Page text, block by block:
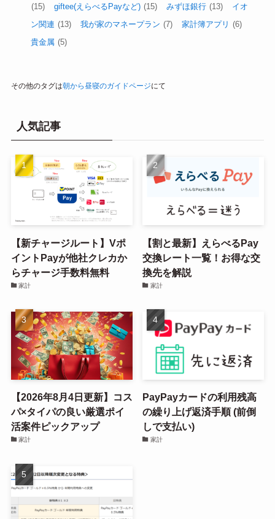
(15)
giftee(えらべるPayなど) (15) みずほ銀行 (13)
イオ
ン関連 (13) 我が家のマネープラン (7) 家計簿アプリ (6)
貴金属 (5)
その他のタグは朝から昼寝のガイドページにて
人気記事
【新チャージルート】Vポ
イントPayが他社クレカか
らチャージ手数料無料
家計
【割と最新】えらべるPay
交換レート一覧！お得な交
換先を解説
家計
【2026年8月4日更新】コス
パ×タイパの良い厳選ポイ
活案件ピックアップ
家計
PayPayカードの利用残高
の繰り上げ返済手順 (前倒
しで支払い)
家計